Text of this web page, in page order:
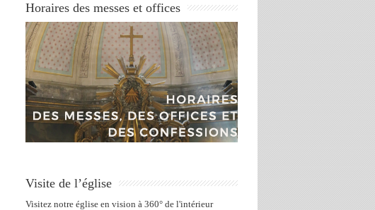
Horaires des messes et offices
Visite de l’église
Visitez notre église en vision à 360° de l'intérieur